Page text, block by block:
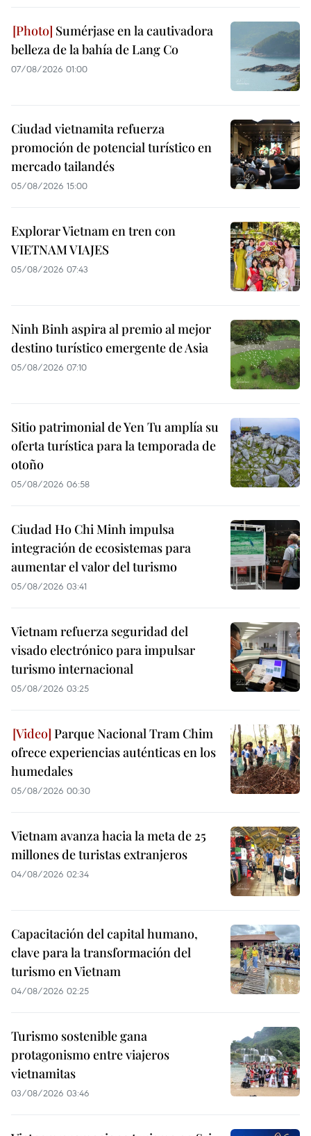
Sumérjase en la cautivadora
belleza de la bahía de Lang Co
07/08/2026 01:00
Ciudad vietnamita refuerza
promoción de potencial turístico en
mercado tailandés
05/08/2026 15:00
Explorar Vietnam en tren con
VIETNAM VIAJES
05/08/2026 07:43
Ninh Binh aspira al premio al mejor
destino turístico emergente de Asia
05/08/2026 07:10
Sitio patrimonial de Yen Tu amplía su
oferta turística para la temporada de
otoño
05/08/2026 06:58
Ciudad Ho Chi Minh impulsa
integración de ecosistemas para
aumentar el valor del turismo
05/08/2026 03:41
Vietnam refuerza seguridad del
visado electrónico para impulsar
turismo internacional
05/08/2026 03:25
Parque Nacional Tram Chim
ofrece experiencias auténticas en los
humedales
05/08/2026 00:30
Vietnam avanza hacia la meta de 25
millones de turistas extranjeros
04/08/2026 02:34
Capacitación del capital humano,
clave para la transformación del
turismo en Vietnam
04/08/2026 02:25
Turismo sostenible gana
protagonismo entre viajeros
vietnamitas
03/08/2026 03:46